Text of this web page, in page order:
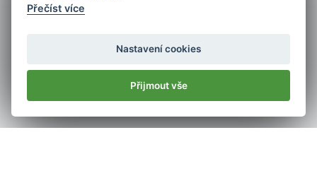
Nejlépe hodnocený
v ČR
Přečíst více
Nastavení cookies
Přijmout vše